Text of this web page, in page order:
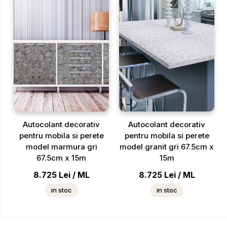
Autocolant decorativ
pentru mobila si perete
model marmura gri
67.5cm x 15m
8.725 Lei / ML
in stoc
Autocolant decorativ
pentru mobila si perete
model granit gri 67.5cm x
15m
8.725 Lei / ML
in stoc